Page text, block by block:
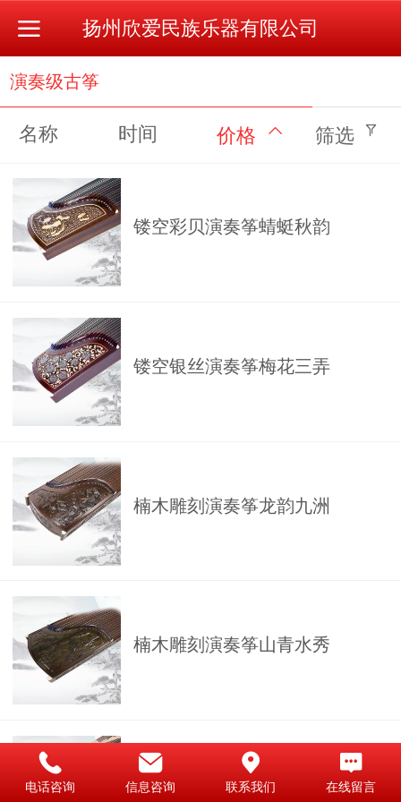
扬州欣爱民族乐器有限公司
演奏级古筝
名称 时间 价格 筛选
镂空彩贝演奏筝蜻蜓秋韵
镂空银丝演奏筝梅花三弄
楠木雕刻演奏筝龙韵九洲
楠木雕刻演奏筝山青水秀
黑檀银丝演奏筝大地飞歌
电话咨询 信息咨询 联系我们 在线留言